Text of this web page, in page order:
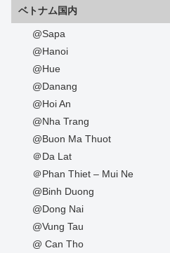
ベトナム国内
@Sapa
@Hanoi
@Hue
@Danang
@Hoi An
@Nha Trang
@Buon Ma Thuot
＠Da Lat
＠Phan Thiet – Mui Ne
@Binh Duong
@Dong Nai
@Vung Tau
@ Can Tho